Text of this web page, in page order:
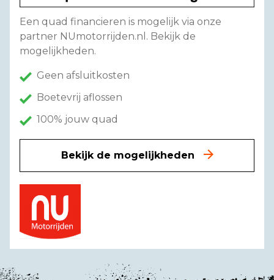
Een quad financieren is mogelijk via onze
partner NUmotorrijden.nl. Bekijk de
mogelijkheden.
Geen afsluitkosten
Boetevrij aflossen
100% jouw quad
Bekijk de mogelijkheden